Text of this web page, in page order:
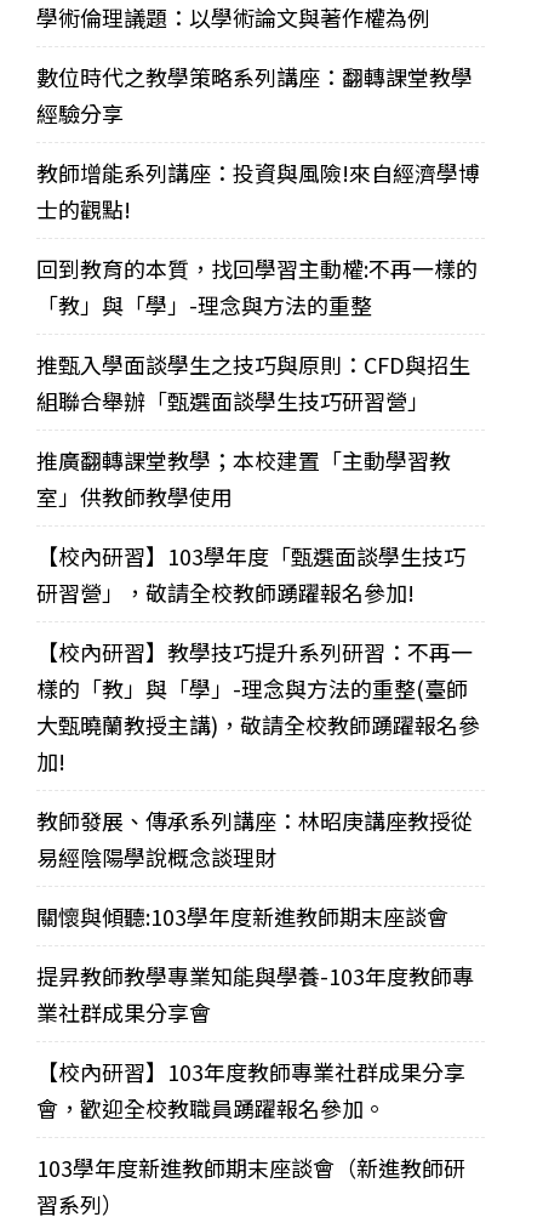
學術倫理議題：以學術論文與著作權為例
數位時代之教學策略系列講座：翻轉課堂教學
經驗分享
教師增能系列講座：投資與風險!來自經濟學博
士的觀點!
回到教育的本質，找回學習主動權:不再一樣的
「教」與「學」-理念與方法的重整
推甄入學面談學生之技巧與原則：CFD與招生
組聯合舉辦「甄選面談學生技巧研習營」
推廣翻轉課堂教學；本校建置「主動學習教
室」供教師教學使用
【校內研習】103學年度「甄選面談學生技巧
研習營」，敬請全校教師踴躍報名參加!
【校內研習】教學技巧提升系列研習：不再一
樣的「教」與「學」-理念與方法的重整(臺師
大甄曉蘭教授主講)，敬請全校教師踴躍報名參
加!
教師發展、傳承系列講座：林昭庚講座教授從
易經陰陽學說概念談理財
關懷與傾聽:103學年度新進教師期末座談會
提昇教師教學專業知能與學養-103年度教師專
業社群成果分享會
【校內研習】103年度教師專業社群成果分享
會，歡迎全校教職員踴躍報名參加。
103學年度新進教師期末座談會（新進教師研
習系列）